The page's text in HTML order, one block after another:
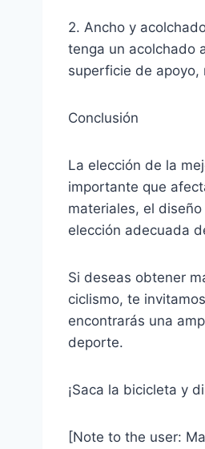
2. Ancho y
tenga un acolchado
superficie de apoyo,
Conclusión
La elección de la
importante que
materiales, el
elección adecuada
Si deseas obtener
ciclismo, te
encontrarás una
deporte.
¡Saca la bicicleta y
[Note to the user: